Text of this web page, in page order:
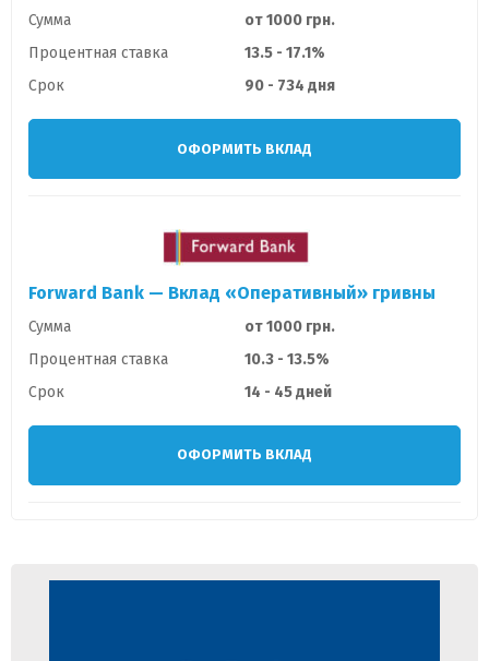
Сумма
от 1000 грн.
Процентная ставка
13.5 - 17.1%
Срок
90 - 734 дня
ОФОРМИТЬ ВКЛАД
Forward Bank — Вклад «Оперативный» гривны
Сумма
от 1000 грн.
Процентная ставка
10.3 - 13.5%
Срок
14 - 45 дней
ОФОРМИТЬ ВКЛАД